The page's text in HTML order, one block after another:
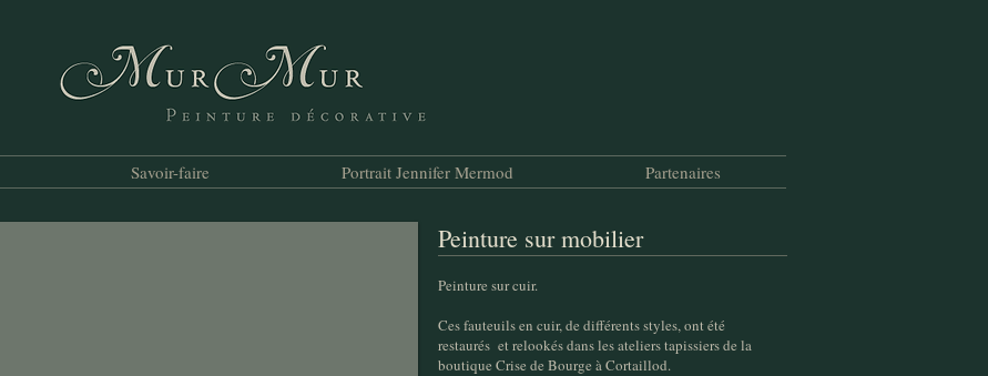
Peinture sur mobilier
Peinture sur cuir.
Ces fauteuils en cuir, de différents styles, ont été
restaurés et relookés dans les ateliers tapissiers de la
boutique Crise de Bourge à Cortaillod.
Savoir-faire Portrait Jennifer Mermod Partenaires